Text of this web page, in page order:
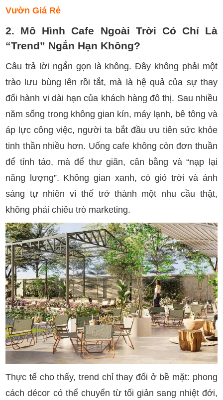
Vườn Giá Rẻ
2. Mô Hình Cafe Ngoài Trời Có Chỉ Là
“Trend” Ngắn Hạn Không?
Câu trả lời ngắn gọn là không. Đây không phải một
trào lưu bùng lên rồi tắt, mà là hệ quả của sự thay
đổi hành vi dài hạn của khách hàng đô thị. Sau nhiều
năm sống trong không gian kín, máy lạnh, bê tông và
áp lực công việc, người ta bắt đầu ưu tiên sức khỏe
tinh thần nhiều hơn. Uống cafe không còn đơn thuần
để tỉnh táo, mà để thư giãn, cân bằng và “nạp lại
năng lượng”. Không gian xanh, có gió trời và ánh
sáng tự nhiên vì thế trở thành một nhu cầu thật,
không phải chiêu trò marketing.
Thực tế cho thấy, trend chỉ thay đổi ở bề mặt: phong
cách décor có thể chuyển từ tối giản sang nhiệt đới,